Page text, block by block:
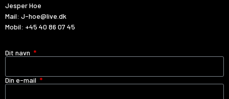
Jesper Hoe
Mail: J-hoe@live.dk
Mobil: +45 40 86 07 45
Dit navn
Din e-mail